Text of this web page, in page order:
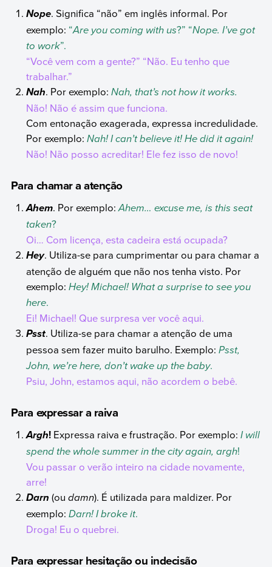
Nope. Significa “não” em inglês informal. Por
exemplo: “Are you coming with us?” “Nope. I’ve got
to work”.
“Você vem com a gente?” “Não. Eu tenho que
trabalhar.”
Nah. Por exemplo:Nah, that’s not how it works.
Não! Não é assim que funciona.
Com entonação exagerada, expressa incredulidade.
Por exemplo:Nah! I can’t believe it! He did it again!
Não! Não posso acreditar! Ele fez isso de novo!
Para chamar a atenção
Ahem. Por exemplo:Ahem… excuse me, is this seat
taken?
Oi… Com licença, esta cadeira está ocupada?
Hey. Utiliza-se para cumprimentar ou para chamar a
atenção de alguém que não nos tenha visto. Por
exemplo:Hey! Michael!What a surprise to see you
here.
Ei! Michael! Que surpresa ver você aqui.
Psst. Utiliza-se para chamar a atenção de uma
pessoa sem fazer muito barulho. Exemplo:Psst,
John, we’re here, don’t wake up the baby.
Psiu, John, estamos aqui, não acordem o bebê.
Para expressar a raiva
Argh! Expressa raiva e frustração. Por exemplo:I will
spend the whole summer in the city again, argh!
Vou passar o verão inteiro na cidade novamente,
arre!
Darn (oudamn). É utilizada para maldizer. Por
exemplo:Darn! I broke it.
Droga! Eu o quebrei.
Para expressar hesitação ou indecisão